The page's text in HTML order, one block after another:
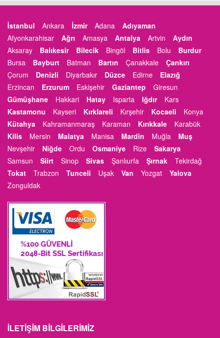
İstanbul Ankara İzmir Adana
Adıyaman
Afyonkarahisar
Ağrı Amasya Antalya Artvin
Aydın
Aksaray
Balıkesir Bilecik Bingöl Bitlis Bolu
Burdur
Bursa
Bayburt Batman Bartın Çanakkale
Çankırı
Çorum
Denizli Diyarbakır Düzce Edirne
Elazığ
Erzincan
Erzurum Eskişehir Gaziantep
Giresun
Gümüşhane
Hakkari Hatay Isparta Iğdır
Kars
Kastamonu
Kayseri Kırklareli Kırşehir Kocaeli
Konya
Kütahya
Kahramanmaraş Karaman Kırıkkale
Karabük
Kilis
Mersin Malatya Manisa Mardin Muğla
Muş
Nevşehir
Niğde Ordu Osmaniye Rize
Sakarya
Samsun
Siirt Sinop Sivas Şanlıurfa Şırnak
Tekirdağ
Tokat
Trabzon Tunceli Uşak Van Yozgat
Yalova
Zonguldak
İLETIŞIM BILGILERIMIZ